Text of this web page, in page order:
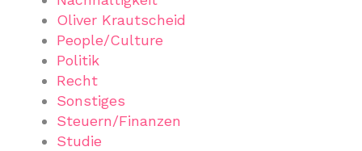
Oliver Krautscheid
People/Culture
Politik
Recht
Sonstiges
Steuern/Finanzen
Studie